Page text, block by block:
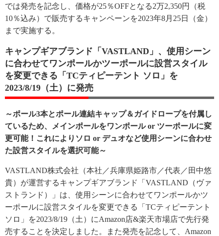
では発売を記念し、価格が25％OFFとなる2万2,350円（税
10％込み）で販売するキャンペーンを2023年8月25日（金）
まで実施する。
キャンプギアブランド「VASTLAND」、使用シーン
に合わせてワンポールかツーポールに設営スタイル
を変更できる「TCティピーテント ソロ」を
2023/8/19（土）に発売
～ポール3本とポール連結キャップ＆ガイドロープを付属し
ているため、メインポールをワンポール or ツーポールに変
更可能！これによりソロ or デュオなど使用シーンに合わせ
た設営スタイルを選択可能～
VASTLAND株式会社（本社／兵庫県姫路市／代表／田中悠
貴）が運営するキャンプギアブランド「VASTLAND（ヴァ
ストランド）」は、使用シーンに合わせてワンポールかツ
ーポールに設営スタイルを変更できる「TCティピーテント
ソロ」を2023/8/19（土）にAmazon店&楽天市場店で先行発
売することを決定しました。また発売を記念して、Amazon